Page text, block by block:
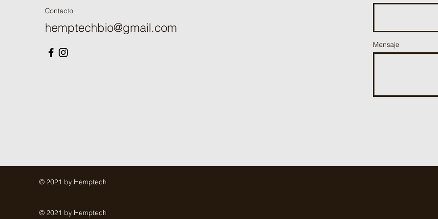
Contacto
hemptechbio@gmail.com
Mensaje
© 2021 by Hemptech
© 2021 by Hemptech